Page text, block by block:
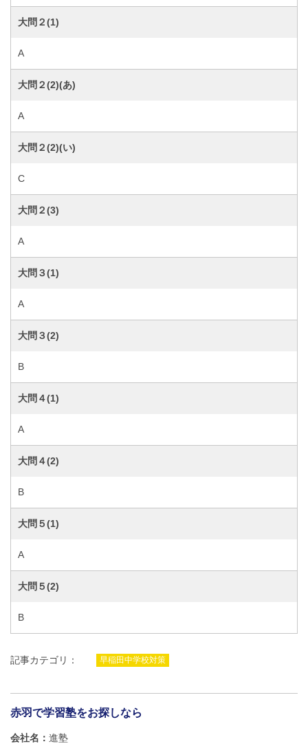
大問２(1)
A
大問２(2)(あ)
A
大問２(2)(い)
C
大問２(3)
A
大問３(1)
A
大問３(2)
B
大問４(1)
A
大問４(2)
B
大問５(1)
A
大問５(2)
B
記事カテゴリ： 早稲田中学校対策
赤羽で学習塾をお探しなら
会社名 進塾